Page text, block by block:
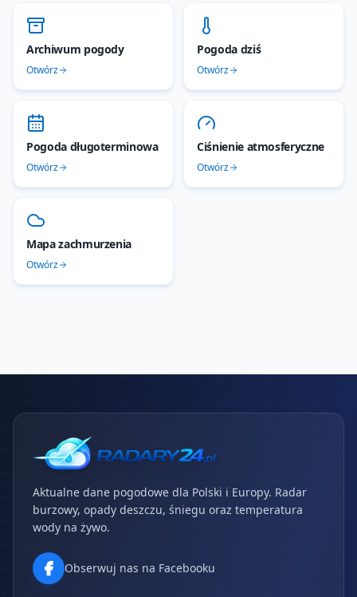
Archiwum pogody
Otwórz
Pogoda dziś
Otwórz
Pogoda długoterminowa
Otwórz
Ciśnienie atmosferyczne
Otwórz
Mapa zachmurzenia
Otwórz
Aktualne dane pogodowe dla Polski i Europy. Radar
burzowy, opady deszczu, śniegu oraz temperatura
wody na żywo.
Obserwuj nas na Facebooku